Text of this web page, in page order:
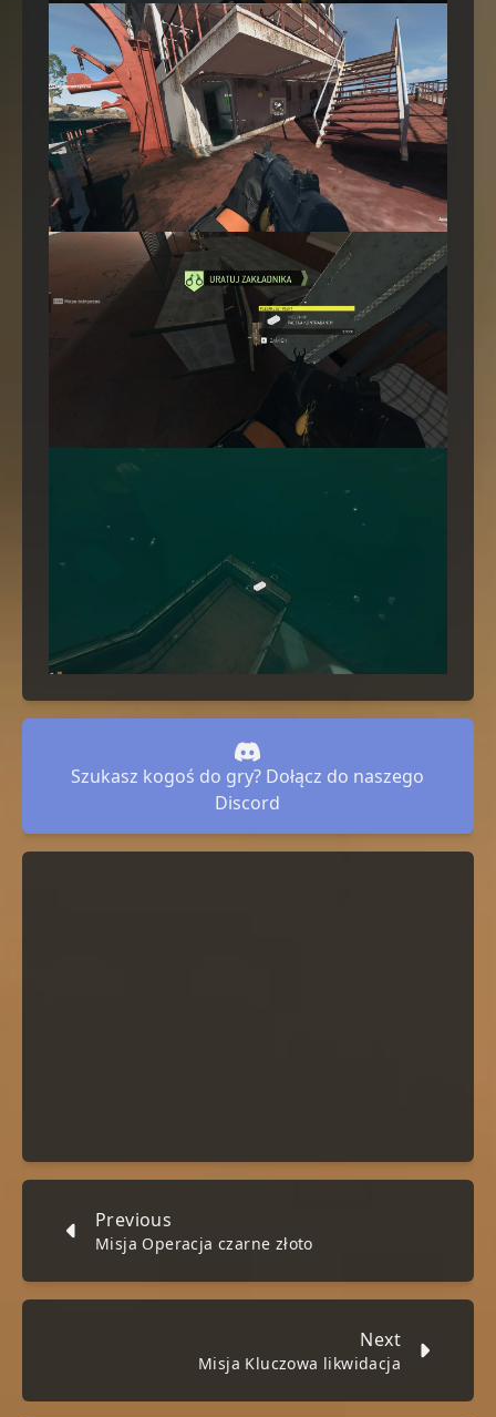
Szukasz kogoś do gry? Dołącz do naszego
Discord
Previous
Misja Operacja czarne złoto
Next
Misja Kluczowa likwidacja